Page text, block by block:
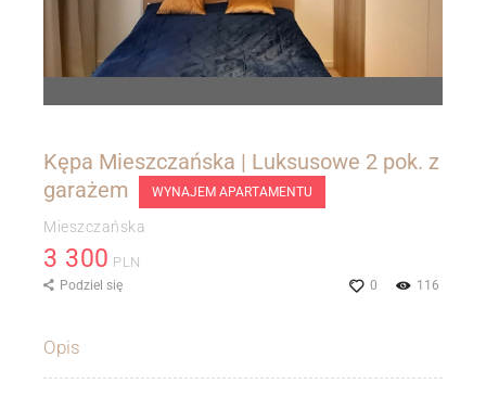
Kępa Mieszczańska | Luksusowe 2 pok. z
garażem
WYNAJEM APARTAMENTU
Mieszczańska
3 300 PLN
116
0
Podziel się
Opis